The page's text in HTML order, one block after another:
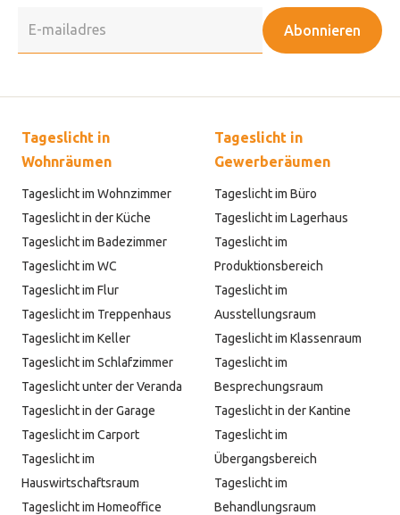
Abonnieren
Tageslicht in
Wohnräumen
Tageslicht im Wohnzimmer
Tageslicht in der Küche
Tageslicht im Badezimmer
Tageslicht im WC
Tageslicht im Flur
Tageslicht im Treppenhaus
Tageslicht im Keller
Tageslicht im Schlafzimmer
Tageslicht unter der Veranda
Tageslicht in der Garage
Tageslicht im Carport
Tageslicht im
Hauswirtschaftsraum
Tageslicht im Homeoffice
Tageslicht in
Gewerberäumen
Tageslicht im Büro
Tageslicht im Lagerhaus
Tageslicht im
Produktionsbereich
Tageslicht im
Ausstellungsraum
Tageslicht im Klassenraum
Tageslicht im
Besprechungsraum
Tageslicht in der Kantine
Tageslicht im
Übergangsbereich
Tageslicht im
Behandlungsraum